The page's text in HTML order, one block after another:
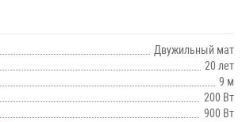
Двужильный мат
20 лет
9 м
200 Вт
900 Вт